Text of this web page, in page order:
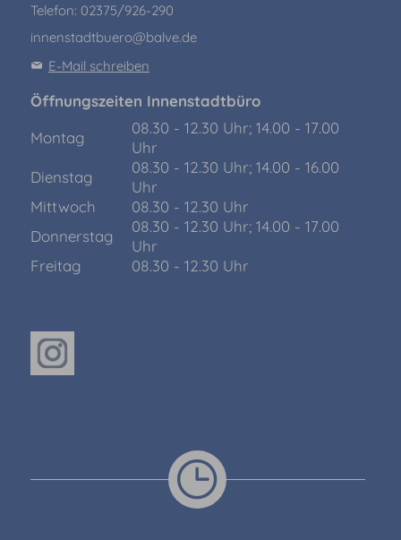
Telefon: 02375/926-290
innenstadtbuero@balve.de
E-Mail schreiben
Öffnungszeiten Innenstadtbüro
Montag
08.30 - 12.30 Uhr; 14.00 - 17.00
Uhr
Dienstag
08.30 - 12.30 Uhr; 14.00 - 16.00
Uhr
Mittwoch
08.30 - 12.30 Uhr
Donnerstag
08.30 - 12.30 Uhr; 14.00 - 17.00
Uhr
Freitag
08.30 - 12.30 Uhr